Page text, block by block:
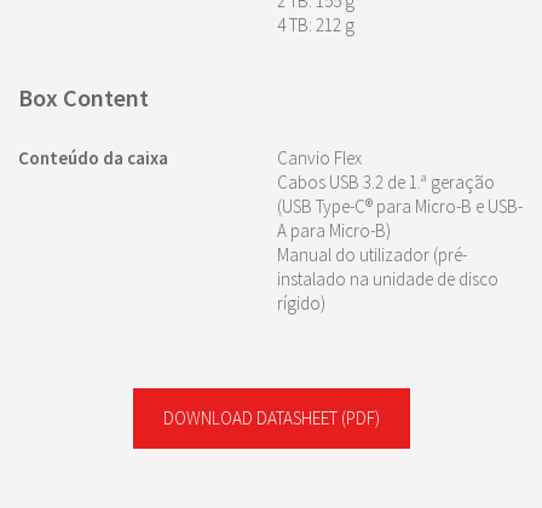
4 TB: 212 g
Box Content
Conteúdo da caixa
Canvio Flex
Cabos USB 3.2 de 1.ª geração
(USB Type-C® para Micro-B e USB-
A para Micro-B)
Manual do utilizador (pré-
instalado na unidade de disco
rígido)
DOWNLOAD DATASHEET (PDF)